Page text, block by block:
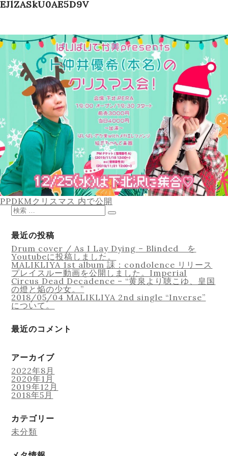
Schedule
Works
Profile
Lesson
EJlZASkU0AE5D9V
投
稿
PPDKMクリスマス 内で公開
検
索
象:
検
最近の投稿
Drum cover / As I Lay Dying – Blinded を
Youtubeに投稿しました。
MALIKLIYA 1st album 誄：condolence リリース
プレイスルー動画を公開しました。Imperial
Circus Dead Decadence – “黄泉より聴こゆ、皇国
の燈と焔の少女。”
2018/05/04 MALIKLIYA 2nd single “Inverse”
について。
最近のコメント
アーカイブ
2022年8月
2020年1月
2019年12月
2018年5月
カテゴリー
未分類